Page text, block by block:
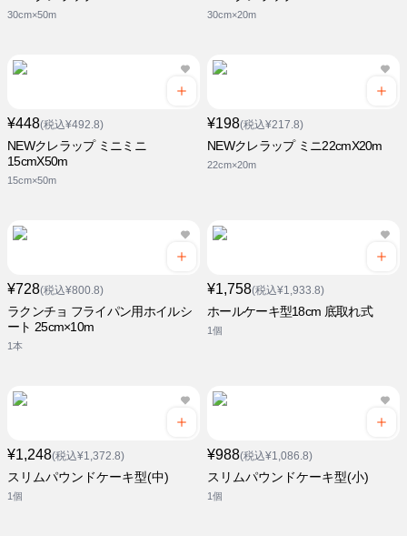
30cm×50m 30cm×20m
¥448(税込¥492.8)
NEWクレラップ ミニミニ
15cmX50m
15cm×50m
¥198(税込¥217.8)
NEWクレラップ ミニ22cmX20m
22cm×20m
¥728(税込¥800.8)
ラクンチョ フライパン用ホイルシ
ート 25cm×10m
1本
¥1,758(税込¥1,933.8)
ホールケーキ型18cm 底取れ式
1個
¥1,248(税込¥1,372.8)
スリムパウンドケーキ型(中)
1個
¥988(税込¥1,086.8)
スリムパウンドケーキ型(小)
1個